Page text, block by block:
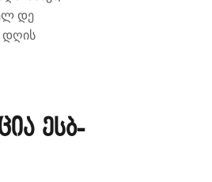
დე
დღის
ესბ-